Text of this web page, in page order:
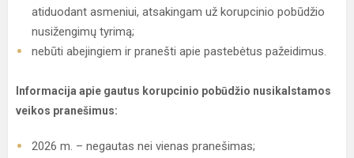
atiduodant asmeniui, atsakingam už korupcinio pobūdžio
nusižengimų tyrimą;
nebūti abejingiem ir pranešti apie pastebėtus pažeidimus.
Informacija apie gautus korupcinio pobūdžio nusikalstamos
veikos pranešimus:
2026 m. – negautas nei vienas pranešimas;